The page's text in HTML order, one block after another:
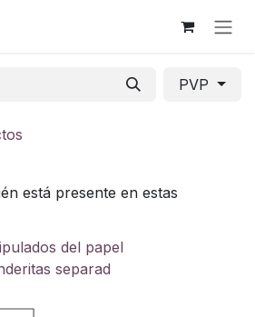
PVP
está presente en estas
del papel
separad